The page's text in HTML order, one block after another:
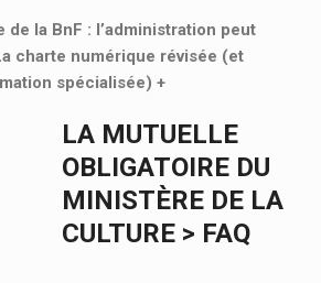
de la BnF : l’administration peut
charte numérique révisée (et
spécialisée) +
LA MUTUELLE
OBLIGATOIRE DU
MINISTÈRE DE LA
CULTURE > FAQ